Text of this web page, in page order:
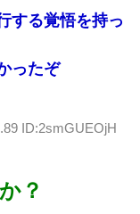
する覚悟を持っ
ったぞ
ID:2smGUEOjH
？